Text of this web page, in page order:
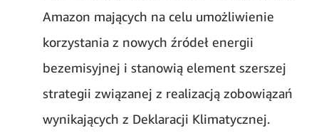
Amazon mających na celu umożliwienie
korzystania z nowych źródeł energii
bezemisyjnej i stanowią element szerszej
strategii związanej z realizacją zobowiązań
wynikających z Deklaracji Klimatycznej.